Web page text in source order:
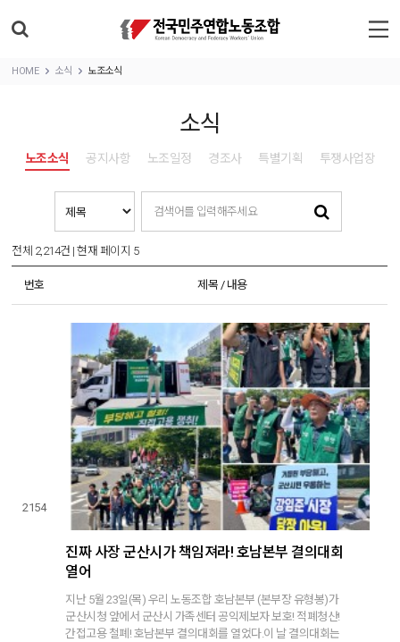
HOME 소식 노조소식
소식
노조소식 공지사항 노조일정 경조사 특별기획 투쟁사업장
전체 2,214건 | 현재 페이지 5
번호 제목 / 내용
2154
진짜 사장 군산시가 책임져라! 호남본부 결의대회
열어
지난 5월 23일(목) 우리 노동조합 호남본부 (본부장 유형봉)가
군산시청 앞에서 군산시 가족센터 공익제보자 보호! 적폐청산!
간접고용 철폐! 호남본부 결의대회를 열었다.이 날 결의대회는